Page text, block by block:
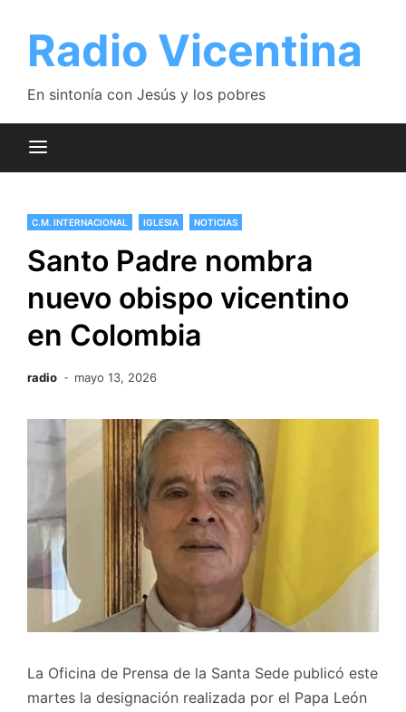
contenido
Radio Vicentina
En sintonía con Jesús y los pobres
C.M. INTERNACIONAL IGLESIA NOTICIAS
Santo Padre nombra
nuevo obispo vicentino
en Colombia
radio mayo 13, 2026
La Oficina de Prensa de la Santa Sede publicó este
martes la designación realizada por el Papa León